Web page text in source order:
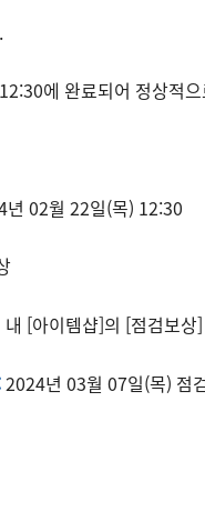
에 완료되어 정상적
년 02월 22일(목) 12:30
내 [아이템샵]의 [점검보
2024년 03월 07일(목) 점